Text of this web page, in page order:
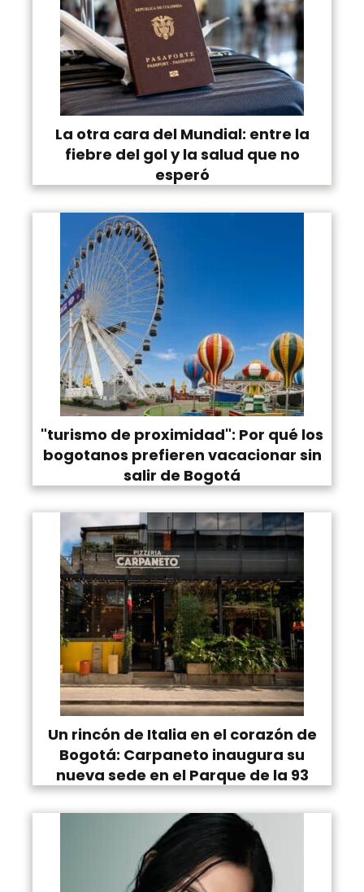
La otra cara del Mundial: entre la
fiebre del gol y la salud que no
esperó
"turismo de proximidad": Por qué los
bogotanos prefieren vacacionar sin
salir de Bogotá
Un rincón de Italia en el corazón de
Bogotá: Carpaneto inaugura su
nueva sede en el Parque de la 93